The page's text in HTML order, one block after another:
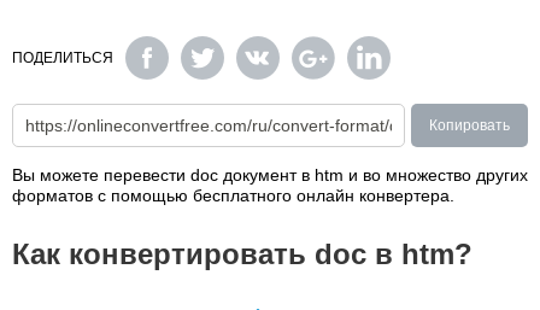
ПОДЕЛИТЬСЯ
Копировать
Вы можете перевести doc документ в htm и во множество других
форматов с помощью бесплатного онлайн конвертера.
Как конвертировать doc в htm?